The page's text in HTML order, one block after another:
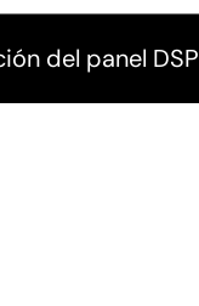
del panel DSP